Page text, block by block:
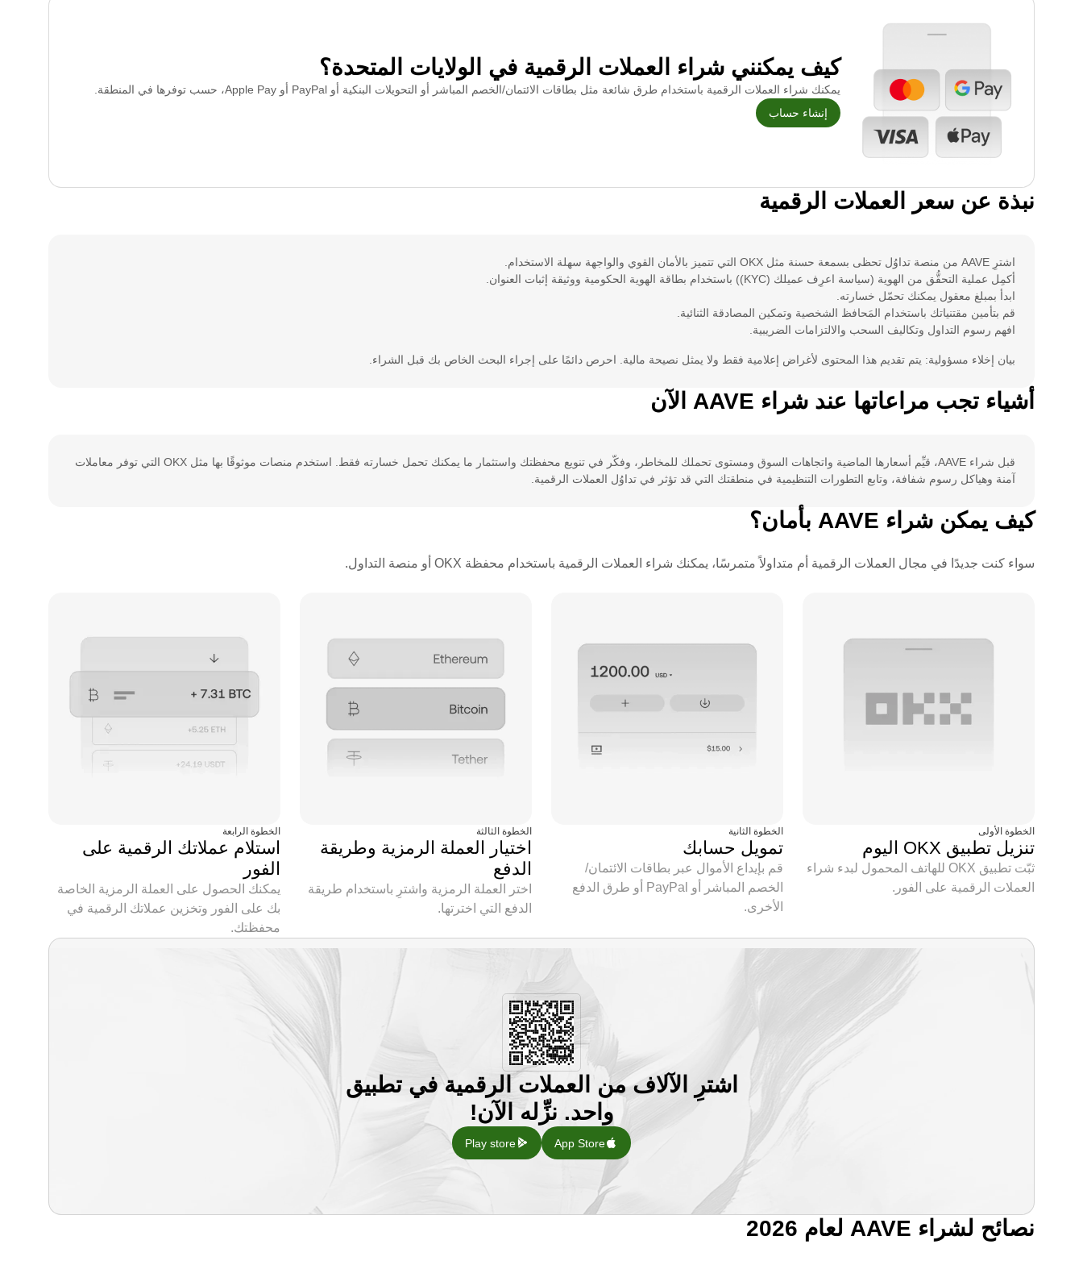
كيف يمكنني شراء العملات الرقمية في الولايات المتحدة؟
يمكنك شراء العملات الرقمية باستخدام طرق شائعة مثل بطاقات الائتمان/الخصم المباشر أو التحويلات البنكية أو PayPal أو Apple Pay، حسب توفرها في المنطقة.
إنشاء حساب
نبذة عن سعر العملات الرقمية
اشترِ AAVE من منصة تداوُل تحظى بسمعة حسنة مثل OKX التي تتميز بالأمان القوي والواجهة سهلة الاستخدام.
أكمِل عملية التحقُّق من الهوية (سياسة اعرِف عميلك (KYC)) باستخدام بطاقة الهوية الحكومية ووثيقة إثبات العنوان.
ابدأ بمبلغ معقول يمكنك تحمّل خسارته.
قم بتأمين مقتنياتك باستخدام المَحافظ الشخصية وتمكين المصادقة الثنائية.
افهم رسوم التداول وتكاليف السحب والالتزامات الضريبية.
بيان إخلاء مسؤولية: يتم تقديم هذا المحتوى لأغراض إعلامية فقط ولا يمثل نصيحة مالية. احرص دائمًا على إجراء البحث الخاص بك قبل الشراء.
أشياء تجب مراعاتها عند شراء AAVE الآن
قبل شراء AAVE، قيِّم أسعارها الماضية واتجاهات السوق ومستوى تحملك للمخاطر، وفكّر في تنويع محفظتك واستثمار ما يمكنك تحمل خسارته فقط. استخدم منصات موثوقًا بها مثل OKX التي توفر معاملات
آمنة وهياكل رسوم شفافة، وتابع التطورات التنظيمية في منطقتك التي قد تؤثر في تداوُل العملات الرقمية.
كيف يمكن شراء AAVE بأمان؟
سواء كنت جديدًا في مجال العملات الرقمية أم متداولاً متمرسًا، يمكنك شراء العملات الرقمية باستخدام محفظة OKX أو منصة التداول.
الخطوة الأولى
تنزيل تطبيق OKX اليوم
ثبّت تطبيق OKX للهاتف المحمول لبدء شراء
العملات الرقمية على الفور.
الخطوة الثانية
تمويل حسابك
قم بإيداع الأموال عبر بطاقات الائتمان/
الخصم المباشر أو PayPal أو طرق الدفع
الأخرى.
الخطوة الثالثة
اختيار العملة الرمزية وطريقة
الدفع
اختر العملة الرمزية واشترِ باستخدام طريقة
الدفع التي اخترتها.
الخطوة الرابعة
استلام عملاتك الرقمية على
الفور
يمكنك الحصول على العملة الرمزية الخاصة
بك على الفور وتخزين عملاتك الرقمية في
محفظتك.
اشترِ الآلاف من العملات الرقمية في تطبيق
واحد. نزِّله الآن!
App Store
Play store
نصائح لشراء AAVE لعام 2026